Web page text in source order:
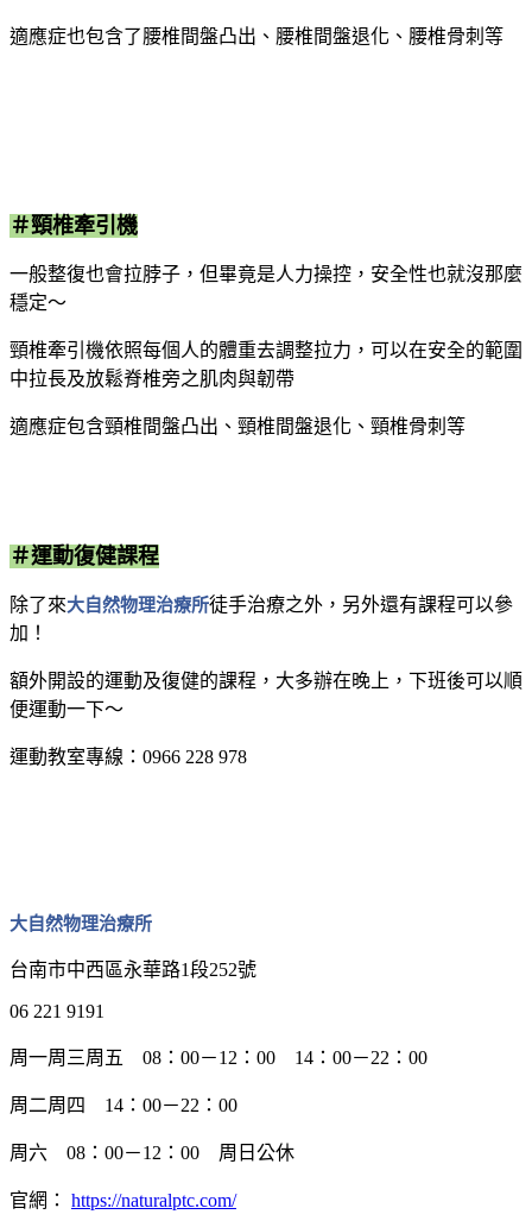
適應症也包含了腰椎間盤凸出、腰椎間盤退化、腰椎骨刺等
＃頸椎牽引機
一般整復也會拉脖子，但畢竟是人力操控，安全性也就沒那麼
穩定～
頸椎牽引機依照每個人的體重去調整拉力，可以在安全的範圍
中拉長及放鬆脊椎旁之肌肉與韌帶
適應症包含頸椎間盤凸出、頸椎間盤退化、頸椎骨刺等
＃運動復健課程
除了來大自然物理治療所徒手治療之外，另外還有課程可以參
加！
額外開設的運動及復健的課程，大多辦在晚上，下班後可以順
便運動一下～
運動教室專線：0966 228 978
大自然物理治療所
台南市中西區永華路1段252號
06 221 9191
周一周三周五 08：00－12：00 14：00－22：00
周二周四 14：00－22：00
周六 08：00－12：00 周日公休
官網： https://naturalptc.com/